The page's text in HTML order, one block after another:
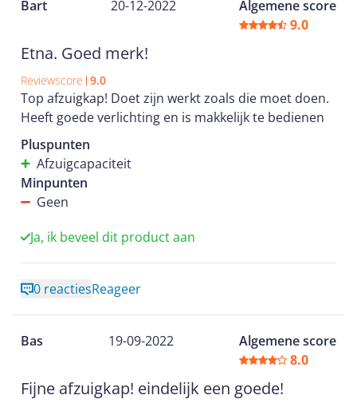
Bart 20-12-2022
Algemene score
9.0
Etna. Goed merk!
Reviewscore 9.0
Top afzuigkap! Doet zijn werkt zoals die moet doen.
Heeft goede verlichting en is makkelijk te bedienen
Pluspunten
Afzuigcapaciteit
Minpunten
Geen
Ja, ik beveel dit product aan
0 reactiesReageer
Bas 19-09-2022
Algemene score
8.0
Fijne afzuigkap! eindelijk een goede!